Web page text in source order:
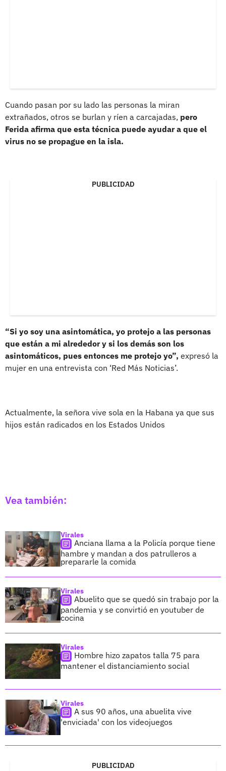
Cuando pasan por su lado las personas la miran
extrañados, otros se burlan y ríen a carcajadas, pero
Ferida afirma que esta técnica puede ayudar a que el
virus no se propague en la isla.
PUBLICIDAD
“Si yo soy una asintomática, yo protejo a las personas
que están a mi alrededor y si los demás son los
asintomáticos, pues entonces me protejo yo”, expresó la
mujer en una entrevista con ‘Red Más Noticias’.
Actualmente, la señora vive sola en la Habana ya que sus
hijos están radicados en los Estados Unidos
Vea también:
Virales
Anciana llama a la Policía porque tiene
hambre y mandan a dos patrulleros a
prepararle la comida
Virales
Abuelito que se quedó sin trabajo por la
pandemia y se convirtió en youtuber de
cocina
Virales
Hombre hizo zapatos talla 75 para
mantener el distanciamiento social
Virales
A sus 90 años, una abuelita vive
'enviciada' con los videojuegos
PUBLICIDAD